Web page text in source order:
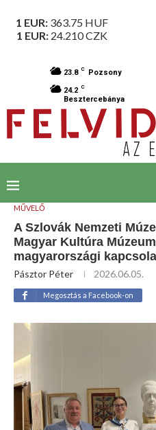
1 EUR: 363.75 HUF
1 EUR: 24.210CZK
23.8 C Pozsony
24.2 C
Besztercebánya
MŰVELŐ
A Szlovák Nemzeti
Magyar Kultúra
magyarországi
Pásztor Péter 2026.06.05.
Megosztás a Facebook-on